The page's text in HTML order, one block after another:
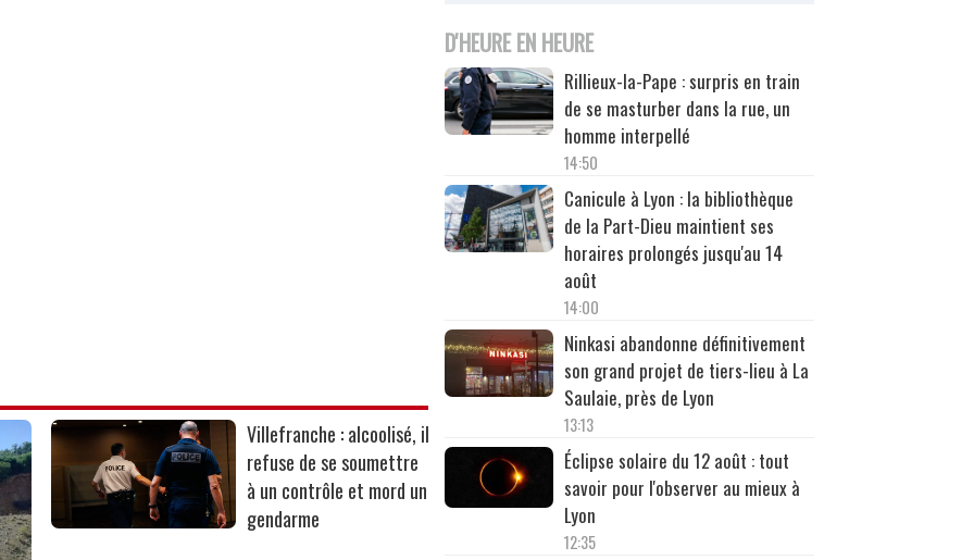
Villefranche : alcoolisé, il
refuse de se soumettre
à un contrôle et mord un
gendarme
D'HEURE EN HEURE
Rillieux-la-Pape : surpris en train
de se masturber dans la rue, un
homme interpellé
14:50
Canicule à Lyon : la bibliothèque
de la Part-Dieu maintient ses
horaires prolongés jusqu'au 14
août
14:00
Ninkasi abandonne définitivement
son grand projet de tiers-lieu à La
Saulaie, près de Lyon
13:13
Éclipse solaire du 12 août : tout
savoir pour l'observer au mieux à
Lyon
12:35